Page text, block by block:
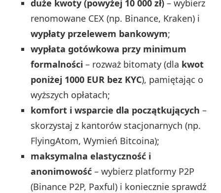
duże kwoty (powyżej 10 000 zł) – wybierz
renomowane CEX (np. Binance, Kraken) i
wypłaty przelewem bankowym;
wypłata gotówkowa przy minimum
formalności – rozważ bitomaty (dla kwot
poniżej 1000 EUR bez KYC), pamiętając o
wyższych opłatach;
komfort i wsparcie dla początkujących –
skorzystaj z kantorów stacjonarnych (np.
FlyingAtom, Wymień Bitcoina);
maksymalna elastyczność i
anonimowość – wybierz platformy P2P
(Binance P2P, Paxful) i koniecznie sprawdź